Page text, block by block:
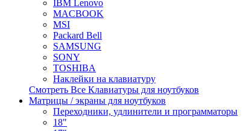
IBM Lenovo
MACBOOK
MSI
Packard Bell
SAMSUNG
SONY
TOSHIBA
Наклейки на клавиатуру
Смотреть Все Клавиатуры для ноутбуков
Матрицы / экраны для ноутбуков
Переходники, удлинители и программаторы
18"